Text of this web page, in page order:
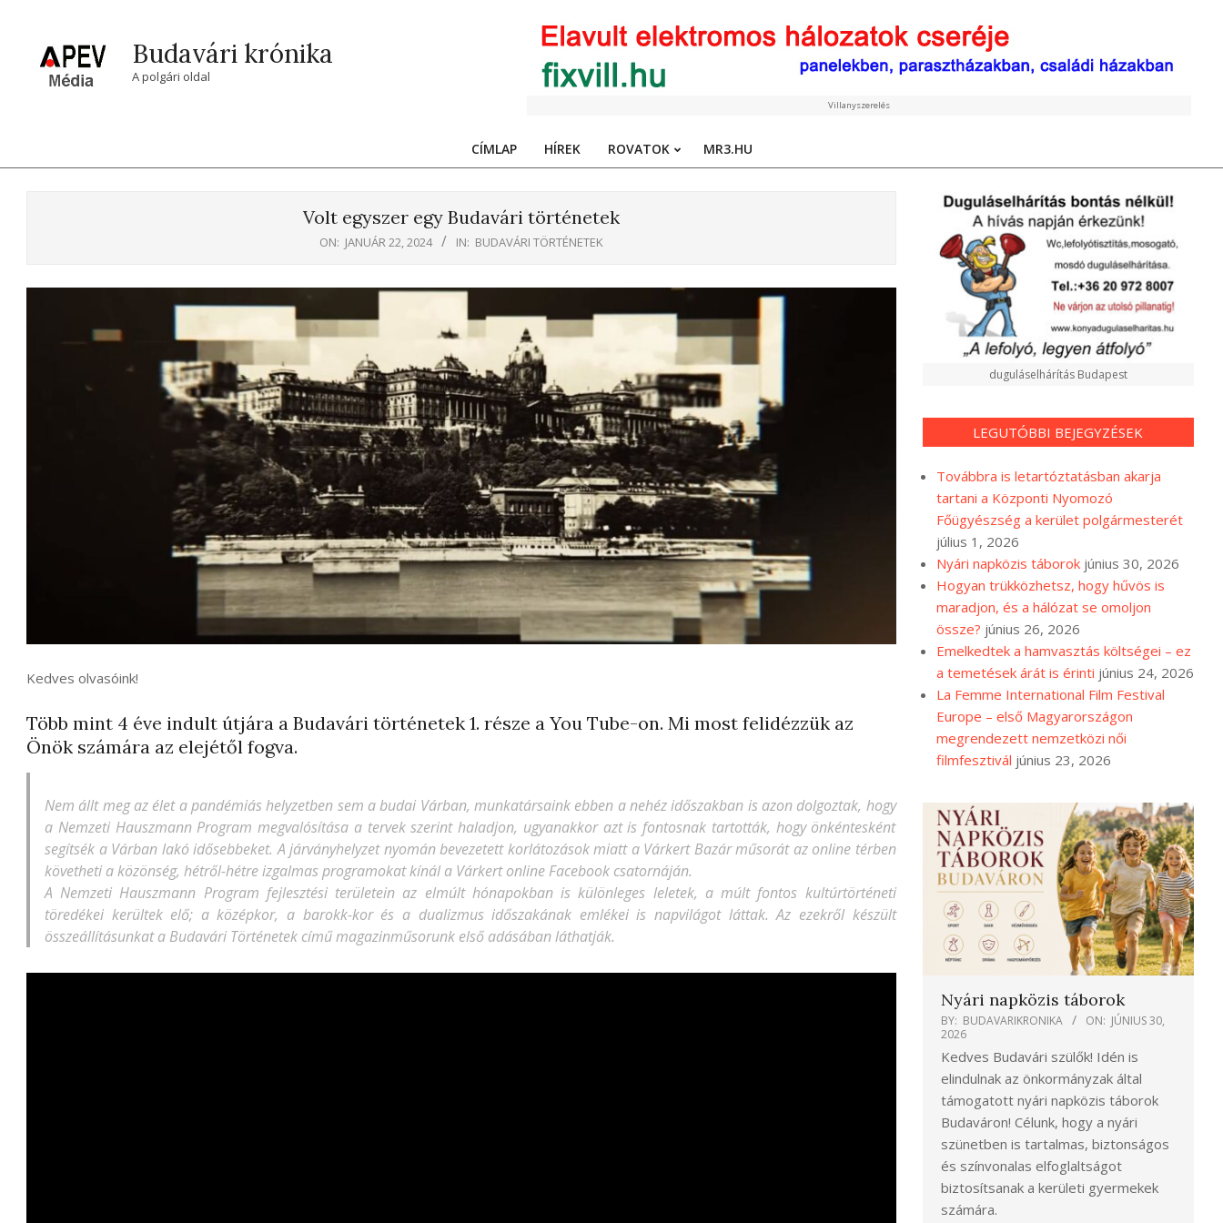
content
Budavári krónika
A polgári oldal
Villanyszerelés
Primary
CÍMLAP HÍREK ROVATOK MR3.HU
Volt egyszer egy Budavári történetek
ON: JANUÁR 22, 2024 IN: BUDAVÁRI TÖRTÉNETEK
Kedves olvasóink!
Több mint 4 éve indult útjára a Budavári történetek 1. része a You Tube-on. Mi most felidézzük az
Önök számára az elejétől fogva.
Nem állt meg az élet a pandémiás helyzetben sem a budai Várban, munkatársaink ebben a nehéz időszakban is azon dolgoztak, hogy
a Nemzeti Hauszmann Program megvalósítása a tervek szerint haladjon, ugyanakkor azt is fontosnak tartották, hogy önkéntesként
segítsék a Várban lakó idősebbeket. A járványhelyzet nyomán bevezetett korlátozások miatt a Várkert Bazár műsorát az online térben
követheti a közönség, hétről-hétre izgalmas programokat kínál a Várkert online Facebook csatornáján.
A Nemzeti Hauszmann Program fejlesztési területein az elmúlt hónapokban is különleges leletek, a múlt fontos kultúrtörténeti
töredékei kerültek elő; a középkor, a barokk-kor és a dualizmus időszakának emlékei is napvilágot láttak. Az ezekről készült
összeállításunkat a Budavári Történetek című magazinműsorunk első adásában láthatják.
duguláselhárítás Budapest
LEGUTÓBBI BEJEGYZÉSEK
Továbbra is letartóztatásban akarja
tartani a Központi Nyomozó
Főügyészség a kerület polgármesterét
július 1, 2026
Nyári napközis táborok június 30, 2026
Hogyan trükközhetsz, hogy hűvös is
maradjon, és a hálózat se omoljon
össze? június 26, 2026
Emelkedtek a hamvasztás költségei – ez
a temetések árát is érinti június 24, 2026
La Femme International Film Festival
Europe – első Magyarországon
megrendezett nemzetközi női
filmfesztivál június 23, 2026
Nyári napközis táborok
BY: BUDAVARIKRONIKA ON: JÚNIUS 30,
2026
Kedves Budavári szülők! Idén is
elindulnak az önkormányzak által
támogatott nyári napközis táborok
Budaváron! Célunk, hogy a nyári
szünetben is tartalmas, biztonságos
és színvonalas elfoglaltságot
biztosítsanak a kerületi gyermekek
számára.